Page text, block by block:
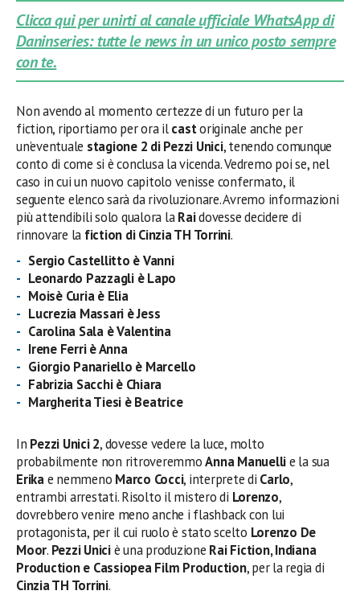
Clicca qui per unirti al canale ufficiale WhatsApp di
Daninseries: tutte le news in un unico posto sempre
con te.
Non avendo al momento certezze di un futuro per la
fiction, riportiamo per ora ilcastoriginale anche per
un’eventuale stagione 2 di Pezzi Unici, tenendo comunque
conto di come si è conclusa la vicenda. Vedremo poi se, nel
caso in cui un nuovo capitolo venisse confermato, il
seguente elenco sarà da rivoluzionare. Avremo informazioni
più attendibili solo qualora laRaidovesse decidere di
rinnovare la fiction di Cinzia TH Torrini.
Sergio Castellitto è Vanni
Leonardo Pazzagli è Lapo
Moisè Curia è Elia
Lucrezia Massari è Jess
Carolina Sala è Valentina
Irene Ferri è Anna
Giorgio Panariello è Marcello
Fabrizia Sacchi è Chiara
Margherita Tiesi è Beatrice
In Pezzi Unici 2, dovesse vedere la luce, molto
probabilmente non ritroveremmoAnna Manuellie la sua
Erikae nemmeno Marco Cocci, interprete di Carlo,
entrambi arrestati. Risolto il mistero di Lorenzo,
dovrebbero venire meno anche i flashback con lui
protagonista, per il cui ruolo è stato scelto Lorenzo De
Moor. Pezzi Uniciè una produzione Rai Fiction, Indiana
Production e Cassiopea Film Production, per la regia di
Cinzia TH Torrini.